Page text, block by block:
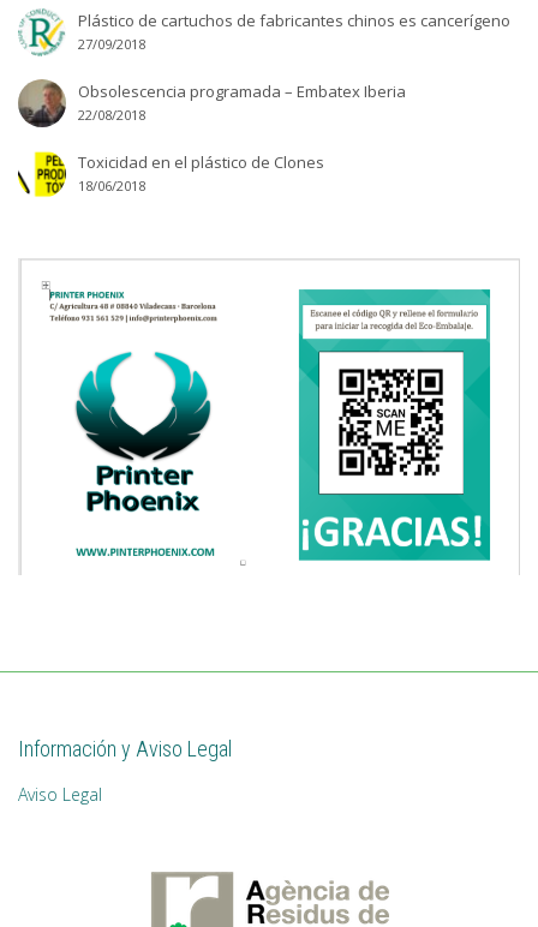
Plástico de cartuchos de fabricantes chinos es cancerígeno
27/09/2018
Obsolescencia programada – Embatex Iberia
22/08/2018
Toxicidad en el plástico de Clones
18/06/2018
Información y Aviso Legal
Aviso Legal